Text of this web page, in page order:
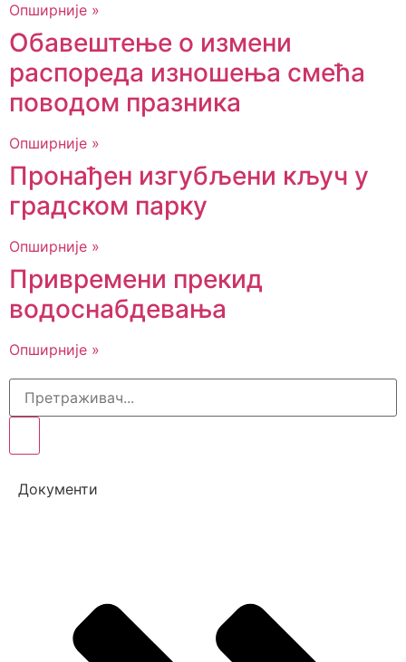
Опширније »
Обавештење о измени
распореда изношења смећа
поводом празника
Опширније »
Пронађен изгубљени кључ у
градском парку
Опширније »
Привремени прекид
водоснабдевања
Опширније »
Документи